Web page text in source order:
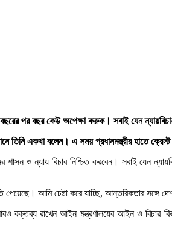
বছরের পর বছর কেউ অপেক্ষা করুক। সবাই যেন
তিনি একথা বলেন। এ সময় প্রধানমন্ত্রীর হাতে
ও ন্যায় বিচার নিশ্চিত করবেন। সবাই যেন
আমি চেষ্টা করে যাচ্ছি, আন্তরিকতার সঙ্গে
বক্তব্য রাখেন আইন মন্ত্রণালয়ের আইন ও বিচার